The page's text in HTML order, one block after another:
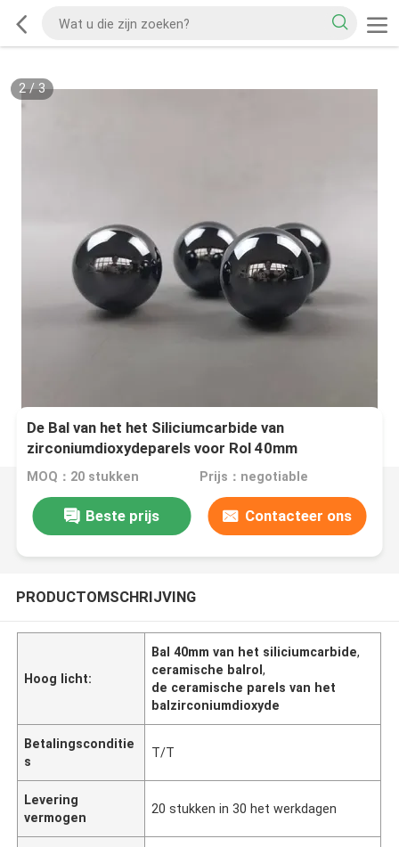
2/3
De Bal van het het Siliciumcarbide van
zirconiumdioxydeparels voor Rol 40mm
MOQ：20 stukken Prijs：negotiable
Beste prijs Contacteer ons
PRODUCTOMSCHRIJVING
Hoog licht:
Bal 40mm van het siliciumcarbide,
ceramische balrol,
de ceramische parels van het
balzirconiumdioxyde
Betalingsconditie
s
T/T
Levering
vermogen
20 stukken in 30 het werkdagen